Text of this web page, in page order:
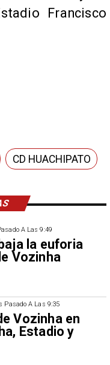
A Las 9:49
la euforia
Vozinha
Pasado A Las 9:35
Vozinha en
Estadio y
Francisco
CD HUACHIPATO